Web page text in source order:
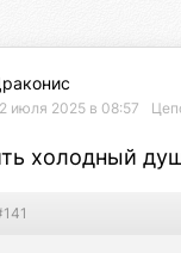
июля 2025 в 08:57
холодный